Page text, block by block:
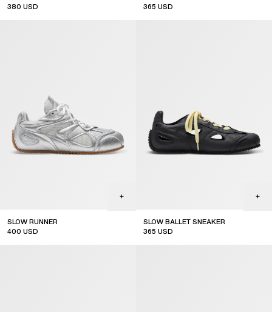
380 USD
365 USD
SLOW RUNNER
400 USD
SLOW BALLET SNEAKER
365 USD